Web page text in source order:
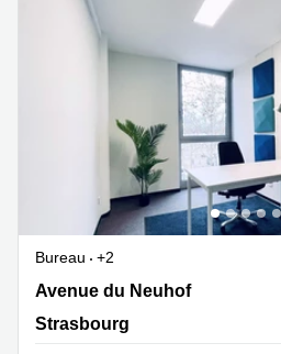
Bureau
+2
Avenue du Neuhof 20, Strasbourg
Avenue du Neuhof
Strasbourg